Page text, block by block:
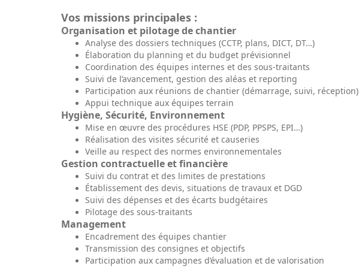
Vos missions principales :
Organisation et pilotage de chantier
Analyse des dossiers techniques (CCTP, plans, DICT, DT…)
Élaboration du planning et du budget prévisionnel
Coordination des équipes internes et des sous-traitants
Suivi de l’avancement, gestion des aléas et reporting
Participation aux réunions de chantier (démarrage, suivi, réception)
Appui technique aux équipes terrain
Hygiène, Sécurité, Environnement
Mise en œuvre des procédures HSE (PDP, PPSPS, EPI…)
Réalisation des visites sécurité et causeries
Veille au respect des normes environnementales
Gestion contractuelle et financière
Suivi du contrat et des limites de prestations
Établissement des devis, situations de travaux et DGD
Suivi des dépenses et des écarts budgétaires
Pilotage des sous-traitants
Management
Encadrement des équipes chantier
Transmission des consignes et objectifs
Participation aux campagnes d’évaluation et de valorisation